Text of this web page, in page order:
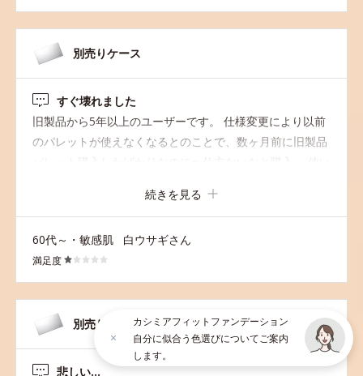
別売りケース
すぐ壊れました
旧製品から5年以上のユーザーです。 仕様変更により以前
のパレットが使えなくなるとのことで、数ヶ月前に旧製品
ラスチックが右左と続けて割れてしまい、蓋と下のケース
がバラバラになり、持ち運び出来なくなりました。旧製品
は五年位使っていたので品質が落ちたと感じ、ファンデー
ション自体への信頼も失いました。次は他社製品にするつ
もりです。
続きを見る
60代～・敏感肌 白ウサギさん
満足度
別売りケース
悲しい…
カシミアフィットファンデーション
自分に似合う色選びについてご案内
します。